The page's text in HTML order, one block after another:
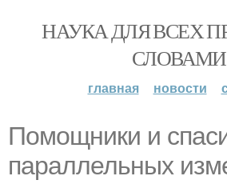
НАУКА ДЛЯ ВСЕХ
СЛОВАМИ
главная новости
Помощники и
параллельных